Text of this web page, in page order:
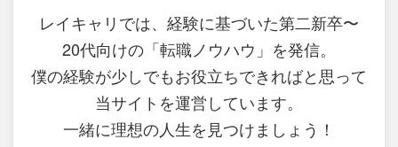
レイキャリでは、経験に基づいた第二新卒〜
20代向けの「転職ノウハウ」を発信。
僕の経験が少しでもお役立ちできればと思って
当サイトを運営しています。
一緒に理想の人生を見つけましょう！